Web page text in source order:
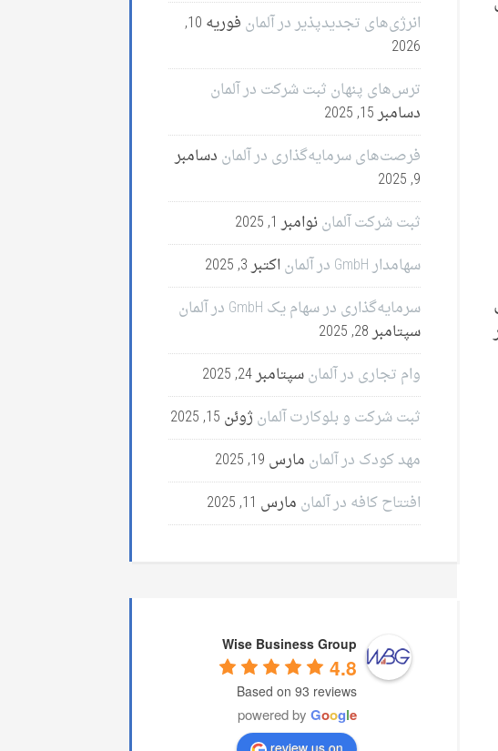
انرژی‌های تجدیدپذیر در آلمان
فوریه 10,
2026
ترس‌های پنهان ثبت شرکت در آلمان
دسامبر 15, 2025
فرصت‌های سرمایه‌گذاری در آلمان دسامبر
9, 2025
ثبت شرکت آلماننوامبر 1, 2025
سهامدار GmbH در آلمان
اکتبر 3, 2025
سرمایه‌گذاری در سهام یک GmbH در آلمان
سپتامبر 28, 2025
وام تجاری در آلمانسپتامبر 24, 2025
ثبت شرکت و بلوکارت آلمان ژوئن 15, 2025
مهد کودک در آلمان مارس 19, 2025
افتتاح کافه در آلمان مارس 11, 2025
Wise Business Group
4.8
Based on 93 reviews
powered by Google